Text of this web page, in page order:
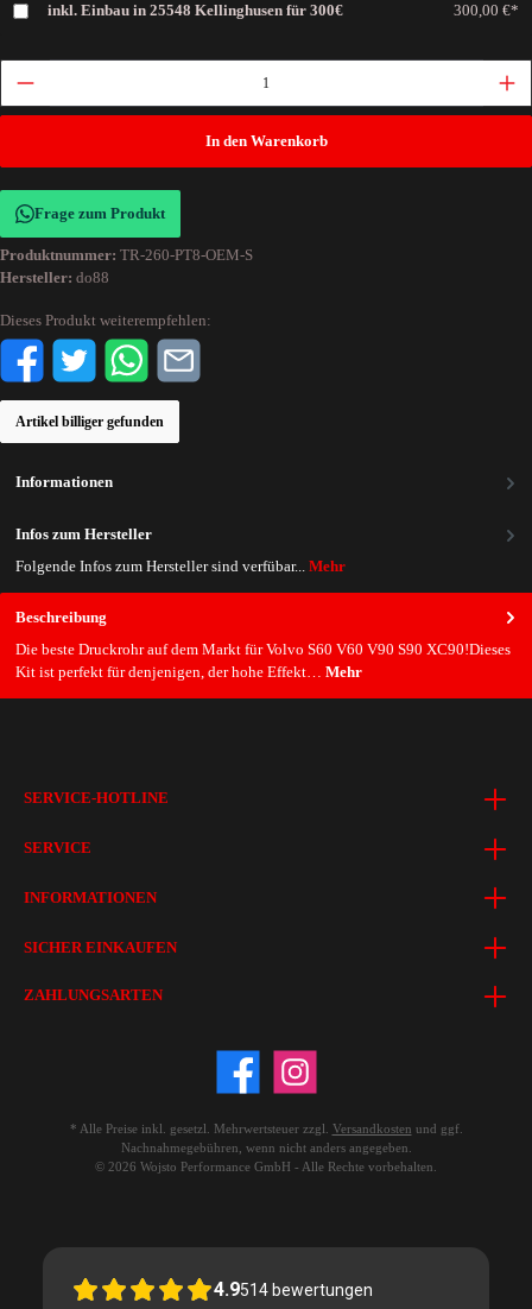
inkl. Einbau in 25548 Kellinghusen für 300€ 300,00 €*
In den Warenkorb
Frage zum Produkt
Produktnummer: TR-260-PT8-OEM-S
Hersteller: do88
Dieses Produkt weiterempfehlen:
Artikel billiger gefunden
Beschreibung
Die beste Druckrohr auf dem Markt für Volvo S60 V60 V90 S90 XC90!Dieses
Kit ist perfekt für denjenigen, der hohe Effekt… Mehr
Informationen
Infos zum Hersteller
Folgende Infos zum Hersteller sind verfübar... Mehr
SERVICE-HOTLINE
SERVICE
INFORMATIONEN
SICHER EINKAUFEN
ZAHLUNGSARTEN
* Alle Preise inkl. gesetzl. Mehrwertsteuer zzgl. Versandkosten und ggf.
Nachnahmegebühren, wenn nicht anders angegeben.
© 2026 Wojsto Performance GmbH - Alle Rechte vorbehalten.
4.9514 bewertungen